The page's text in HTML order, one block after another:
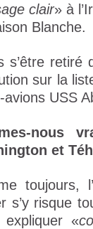
clair» à
Blanche.
s’être retiré
sur la
avions USS
nous
et
toujours,
s’y risque
expliquer «